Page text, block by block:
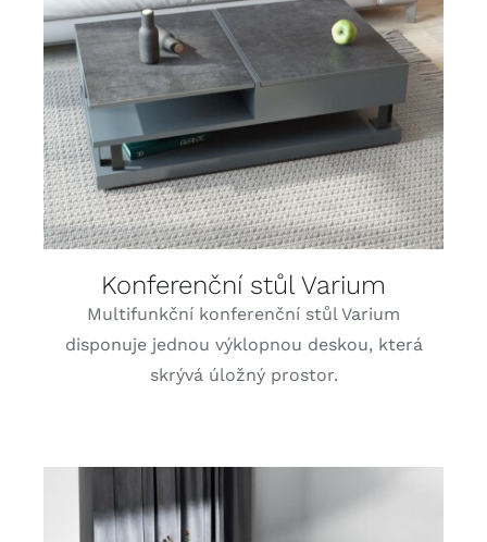
DETAILY
Konferenční stůl Varium
Multifunkční konferenční stůl Varium
disponuje jednou výklopnou deskou, která
skrývá úložný prostor.